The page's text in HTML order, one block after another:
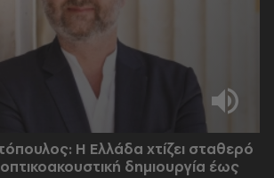
Η Ελλάδα χτίζει σταθερό
οπτικοακουστική δημιουργία έως